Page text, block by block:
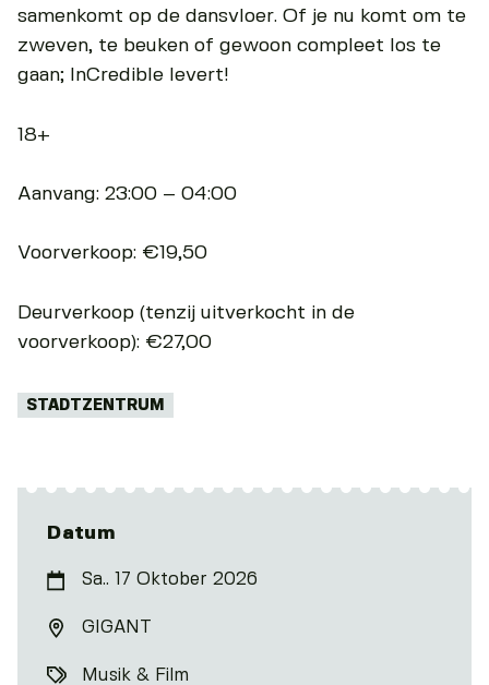
samenkomt op de dansvloer. Of je nu komt om te
zweven, te beuken of gewoon compleet los te
gaan; InCredible levert!
18+
Aanvang: 23:00 – 04:00
Voorverkoop: €19,50
Deurverkoop (tenzij uitverkocht in de
voorverkoop): €27,00
Tags:
STADTZENTRUM
Datum
Sa.. 17 Oktober 2026
GIGANT
Musik & Film